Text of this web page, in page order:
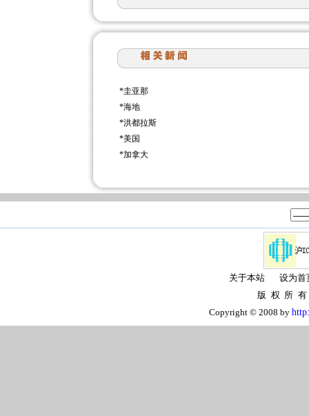
*圭亚那
*海地
*洪都拉斯
*美国
*加拿大